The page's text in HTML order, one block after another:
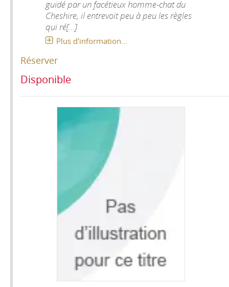
guidé par un facétieux homme-chat du
Cheshire, il entrevoit peu à peu les règles
qui ré[...]
Plus d'information...
Réserver
Disponible